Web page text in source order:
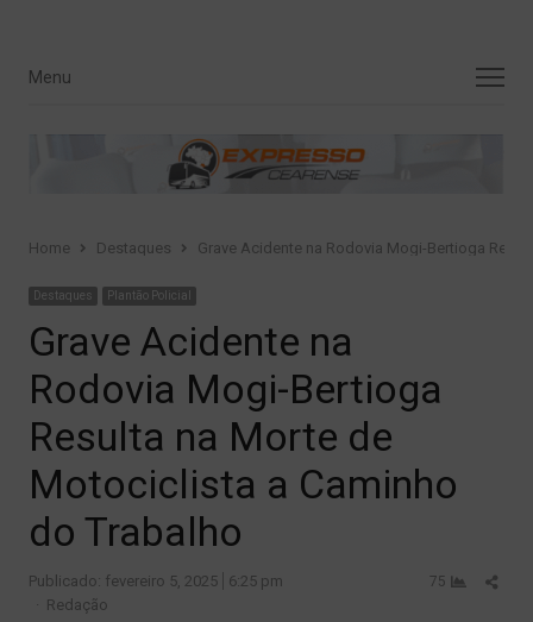
Menu
Menu
Home Destaques Grave Acidente na Rodovia Mogi-Bertioga
Destaques Plantão Policial
Grave Acidente na
Rodovia Mogi-Bertioga
Resulta na Morte de
Motociclista a Caminho
do Trabalho
Publicado: fevereiro 5, 2025
6:25 pm
Author
Redação
75